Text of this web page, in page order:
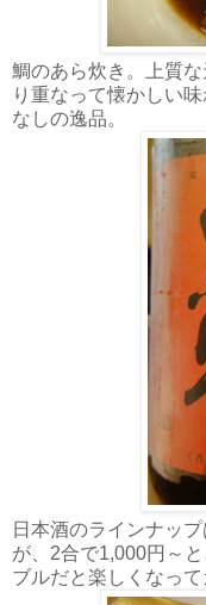
鯛のあら炊き。上質
り重なって懐かしい
なしの逸品。
日本酒のラインナッ
が、2合で1,000円～
ブルだと楽しくなって